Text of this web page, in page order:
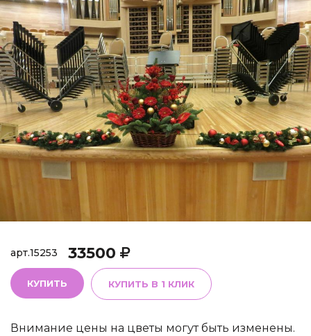
арт.15253 33500
КУПИТЬ КУПИТЬ В 1 КЛИК
Внимание цены на цветы могут быть изменены.